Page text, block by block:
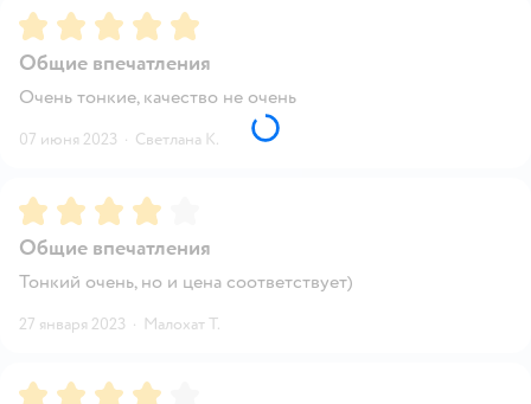
Рейтинг:5
Общие впечатления
Очень тонкие, качество не очень
07 июня 2023 · Светлана К.
Рейтинг:4
Общие впечатления
Тонкий очень, но и цена соответствует)
27 января 2023 · Малохат Т.
Рейтинг:4